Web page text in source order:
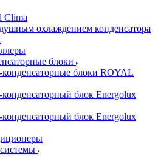
Clima
охлаждением конденсатора
блоки
блоки ROYAL
блок Energolux
блок Energolux